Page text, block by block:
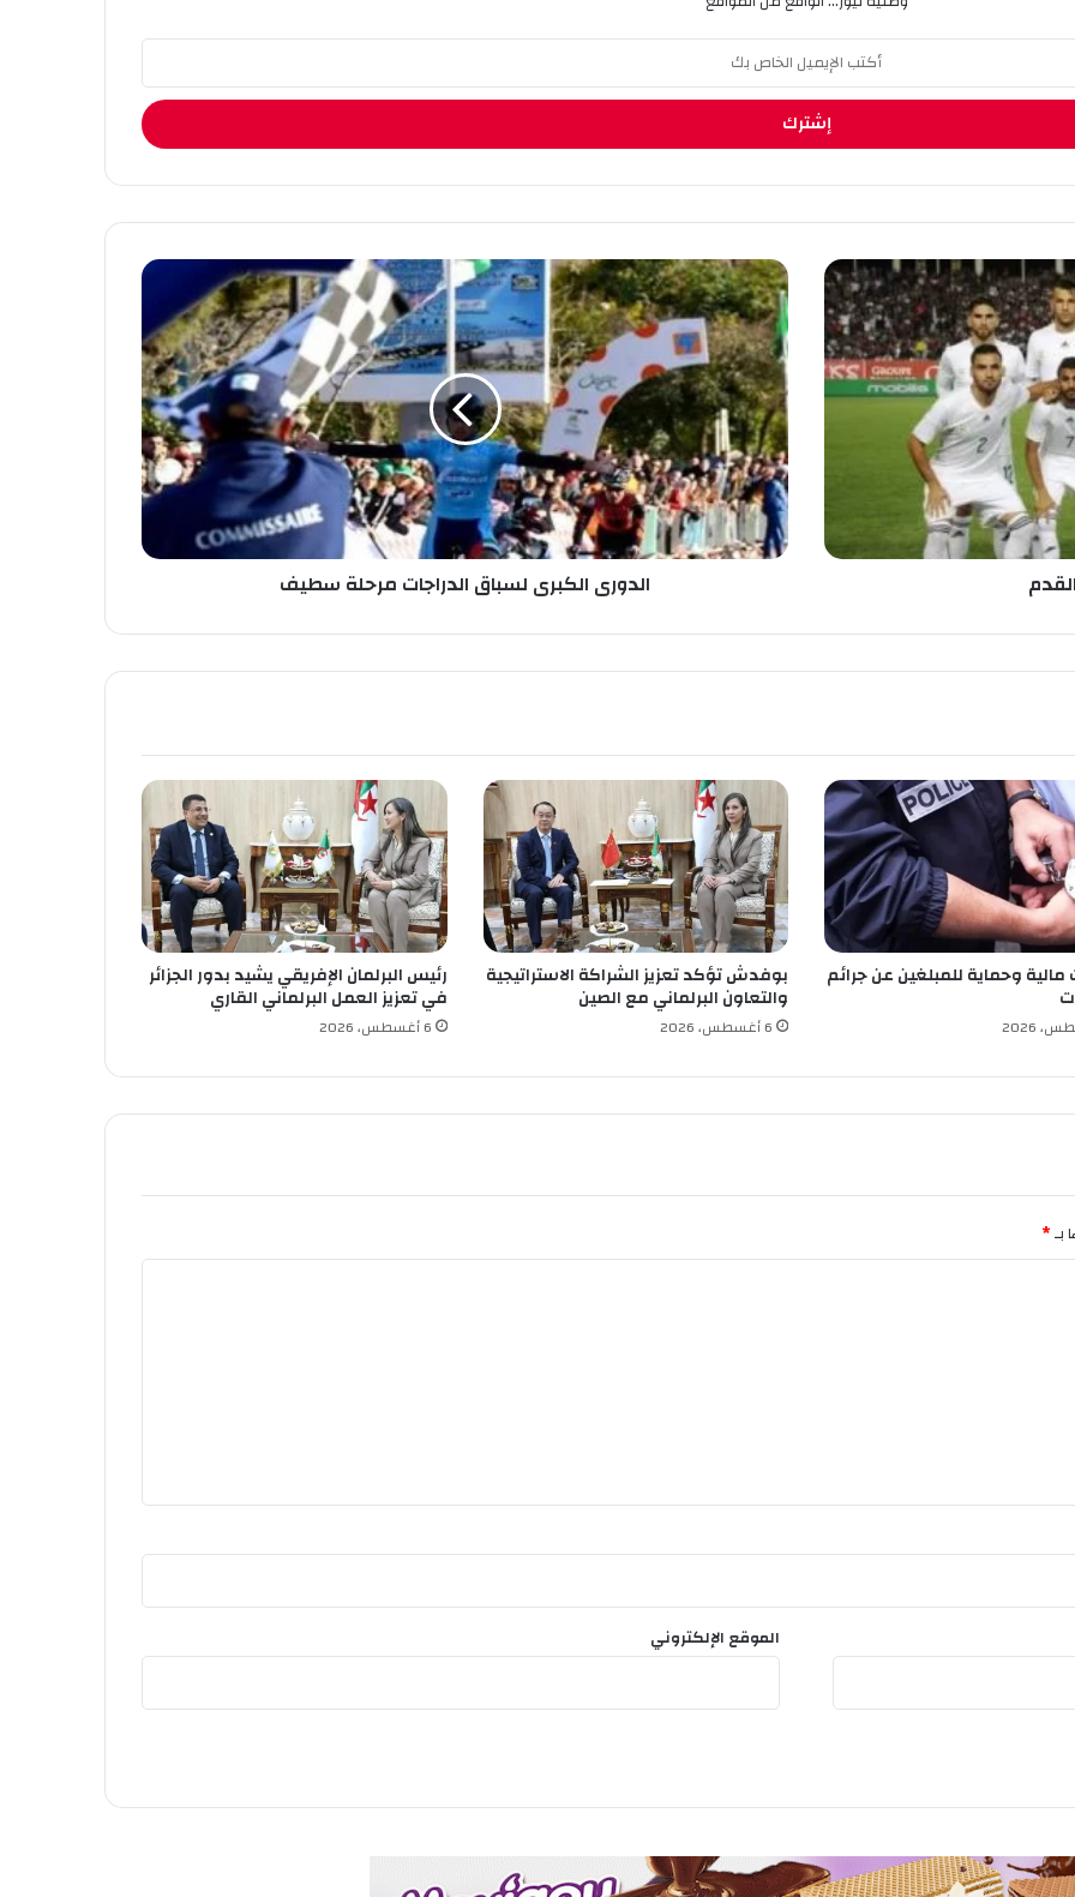
ا
ل
د
و
ر
ى
ا
ل
ك
ب
ر
ى
ق
د
ا
ج
ت
م
ر
ح
ل
ة
س
ي
الدورى الكبرى لسباق الدراجات مرحلة سطيف
مالية وحماية للمبلغين عن جرائم بوفدش تؤكد تعزيز الشراكة الاستراتيجية
والتعاون البرلماني مع الصين
6 أغسطس، 2026
رئيس البرلمان الإفريقي يشيد بدور الجزائر
في تعزيز العمل البرلماني القاري
6 أغسطس، 2026
بـ*
الموقع الإلكتروني